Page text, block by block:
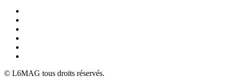
© L6MAG tous droits réservés.